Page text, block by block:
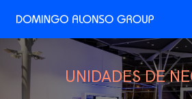
UNIDADES DE